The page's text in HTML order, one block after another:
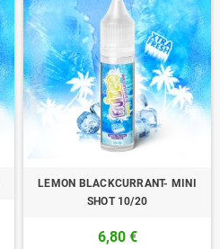
LEMON BLACKCURRANT- MINI
SHOT 10/20
6,80 €